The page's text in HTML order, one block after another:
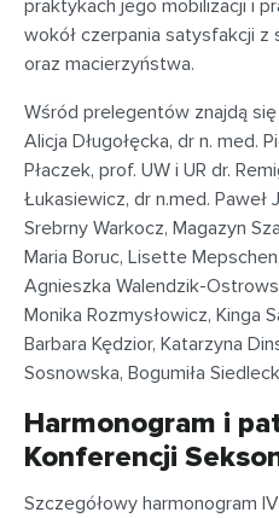
praktykach jego mobilizacji i
wokół czerpania satysfakcji z
oraz macierzyństwa.
Wśród prelegentów znajdą
Alicja Długołęcka, dr n. med.
Płaczek, prof. UW i UR dr.
Łukasiewicz, dr n.med. Paweł
Srebrny Warkocz, Magazyn
Maria Boruc, Lisette
Agnieszka Walendzik-
Monika Rozmysłowicz, Kinga
Barbara Kędzior, Katarzyna
Sosnowska, Bogumiła
Harmonogram i
Konferencji
Szczegółowy harmonogram